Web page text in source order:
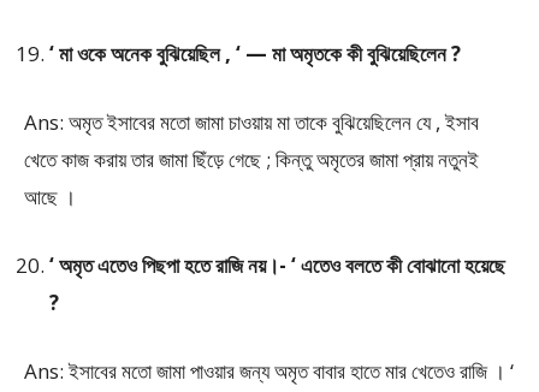
‘ মা ওকে অনেক বুঝিয়েছিল , ‘ — মা অমৃতকে কী বুঝিয়েছিলেন ?
Ans: অমৃত ইসাবের মতো জামা চাওয়ায় মা তাকে বুঝিয়েছিলেন যে , ইসাব
খেতে কাজ করায় তার জামা ছিঁড়ে গেছে ; কিন্তু অমৃতের জামা প্রায় নতুনই
আছে ।
‘ অমৃত এতেও পিছপা হতে রাজি নয়।- ‘ এতেও বলতে কী বোঝানো হয়েছে
?
Ans: ইসাবের মতো জামা পাওয়ার জন্য অমৃত বাবার হাতে মার খেতেও রাজি । ‘